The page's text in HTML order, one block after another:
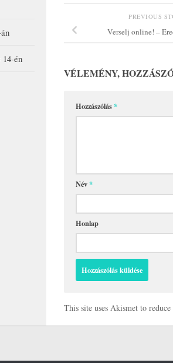
PREVIOUS
Verselj online! –
VÉLEMÉNY,
Hozzászólás*
Név*
Honlap
This site uses Akismet to reduce
én